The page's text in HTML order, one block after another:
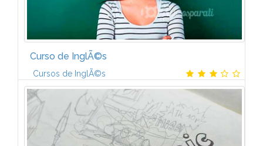
Curso de InglÃ©s
Cursos de InglÃ©s
LecciÃ³n 1. El alfabeto y las vocales: PronunciaciÃ³n
correcta. La oraciÃ³n. FormulaciÃ³n y comprensiÃ³n.
Los pronombres personales. La palabra "the":
Significado y aplicaciones. El...